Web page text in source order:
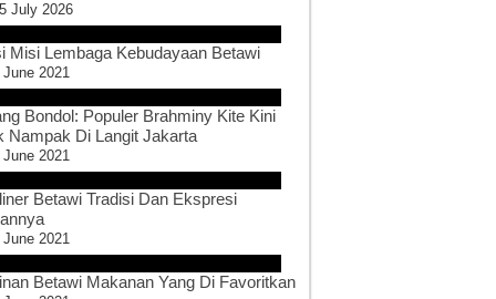
July 2026
Misi Lembaga Kebudayaan Betawi
June 2021
Bondol: Populer Brahminy Kite Kini
Nampak Di Langit Jakarta
June 2021
Betawi Tradisi Dan Ekspresi
June 2021
Betawi Makanan Yang Di Favoritkan